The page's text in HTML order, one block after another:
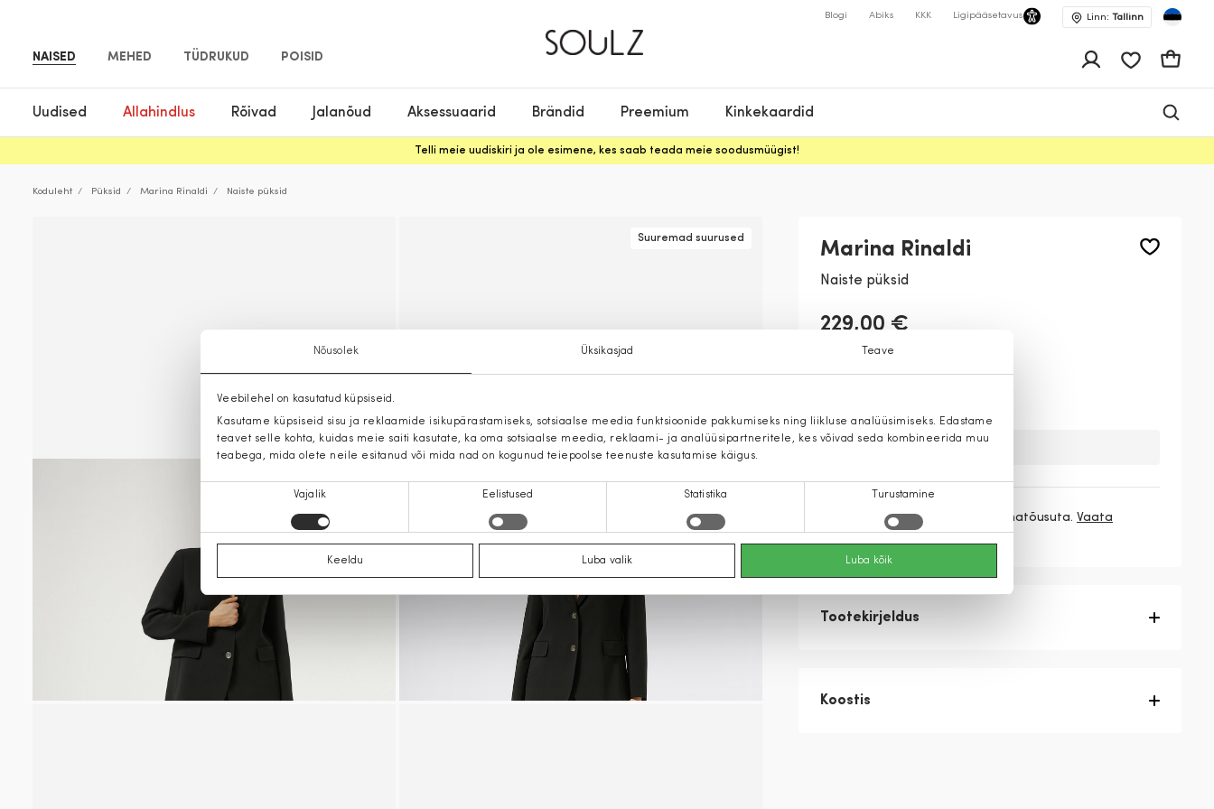
Nõusolek Üksikasjad Teave
Veebilehel on kasutatud küpsiseid.
Kasutame küpsiseid sisu ja reklaamide isikupärastamiseks, sotsiaalse meedia funktsioonide pakkumiseks ning liikluse analüüsimiseks. Edastame
teavet selle kohta, kuidas meie saiti kasutate, ka oma sotsiaalse meedia, reklaami- ja analüüsipartneritele, kes võivad seda kombineerida muu
teabega, mida olete neile esitanud või mida nad on kogunud teiepoolse teenuste kasutamise käigus.
Vajalik Eelistused Statistika Turustamine
Keeldu Luba valik Luba kõik
NAISED MEHED TÜDRUKUD POISID
Blogi Abiks KKK Ligipääsetavus Linn: Tallinn
Uudised Allahindlus Rõivad Jalanõud Aksessuaarid Brändid Preemium Kinkekaardid
Telli meie uudiskiri ja ole esimene, kes saab teada meie soodusmüügist!
Koduleht Püksid Marina Rinaldi Naiste püksid
Suuremad suurused
Marina Rinaldi
Naiste püksid
229,00 €
76,33 € / kuu ilma hinnatõusuta. Vaata
rohkem
Tootekirjeldus
Koostis